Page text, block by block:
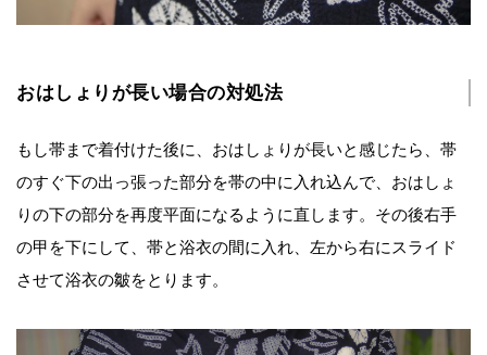
おはしょりが長い場合の対処法
もし帯まで着付けた後に、おはしょりが長いと感じたら、帯
のすぐ下の出っ張った部分を帯の中に入れ込んで、おはしょ
りの下の部分を再度平面になるように直します。その後右手
の甲を下にして、帯と浴衣の間に入れ、左から右にスライド
させて浴衣の皺をとります。